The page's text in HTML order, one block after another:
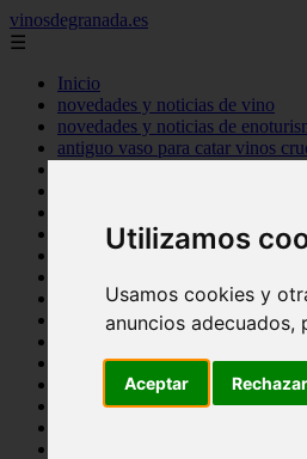
Utilizamos
Usamos cookies y
anuncios
Aceptar Rechazar
vinosdegranada.es
☰
Inicio
novedades y noticias de vino
novedades y noticias de
antiguo vaso para catar vinos
Sevilla - sevilla
Barcelona - barcelona
Santa-cruz-de-tenerife - guía-de-
La-rioja - casalarreina
Almería - roquetas-de-mar